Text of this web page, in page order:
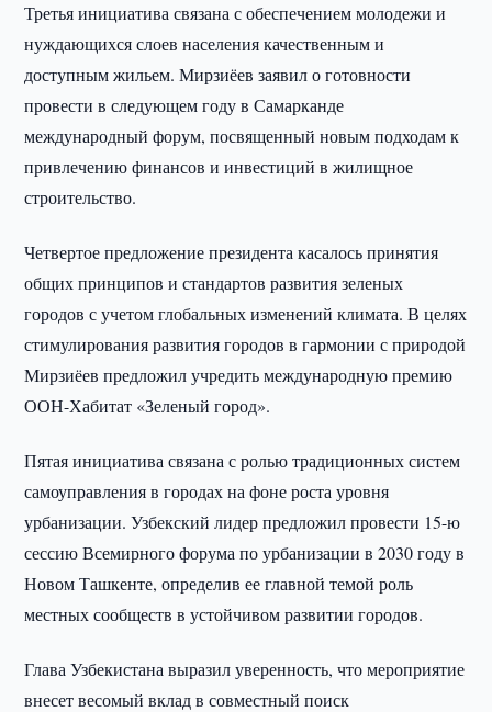
Третья инициатива связана с обеспечением молодежи и
нуждающихся слоев населения качественным и
доступным жильем. Мирзиёев заявил о готовности
провести в следующем году в Самарканде
международный форум, посвященный новым подходам к
привлечению финансов и инвестиций в жилищное
строительство.
Четвертое предложение президента касалось принятия
общих принципов и стандартов развития зеленых
городов с учетом глобальных изменений климата. В целях
стимулирования развития городов в гармонии с природой
Мирзиёев предложил учредить международную премию
ООН-Хабитат «Зеленый город».
Пятая инициатива связана с ролью традиционных систем
самоуправления в городах на фоне роста уровня
урбанизации. Узбекский лидер предложил провести 15-ю
сессию Всемирного форума по урбанизации в 2030 году в
Новом Ташкенте, определив ее главной темой роль
местных сообществ в устойчивом развитии городов.
Глава Узбекистана выразил уверенность, что мероприятие
внесет весомый вклад в совместный поиск